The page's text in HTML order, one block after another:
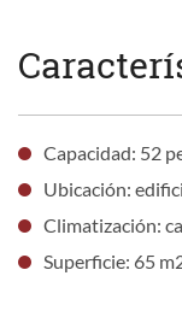
Capacidad: 52
Ubicación:
Climatización:
Superficie: 65